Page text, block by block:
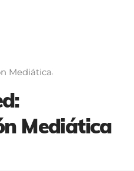
Mediática
Mediática